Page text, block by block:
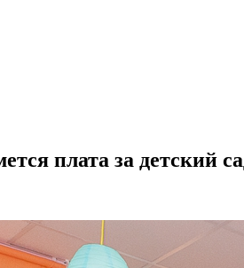
плата за детский